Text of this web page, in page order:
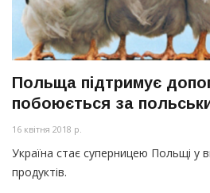
Польща підтримує
побоюється за
16 квітня 2018 р.
Україна стає суперницею Польщі у
продуктів.